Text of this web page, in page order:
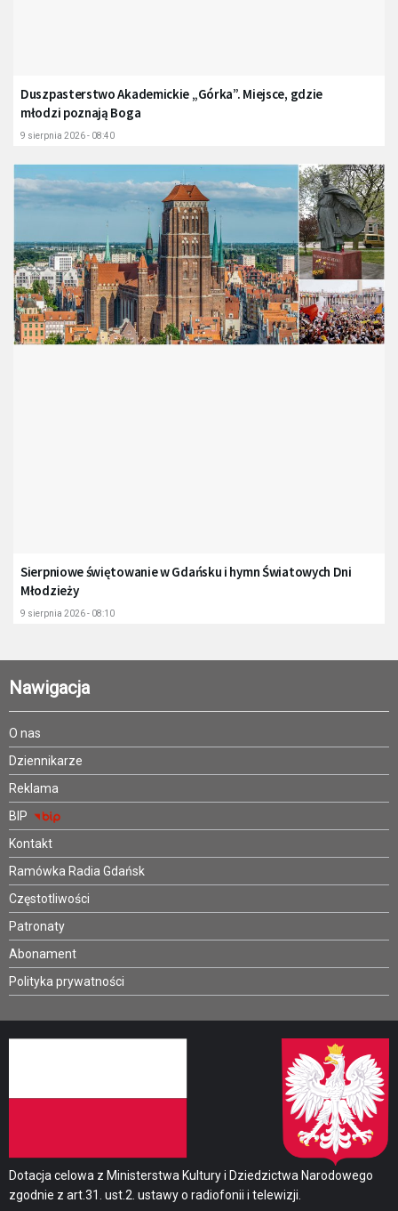
Duszpasterstwo Akademickie „Górka”. Miejsce, gdzie
młodzi poznają Boga
9 sierpnia 2026 - 08:40
Sierpniowe świętowanie w Gdańsku i hymn Światowych Dni
Młodzieży
9 sierpnia 2026 - 08:10
Nawigacja
O nas
Dziennikarze
Reklama
BIP
Kontakt
Ramówka Radia Gdańsk
Częstotliwości
Patronaty
Abonament
Polityka prywatności
Dotacja celowa z Ministerstwa Kultury i Dziedzictwa Narodowego
zgodnie z art.31. ust.2. ustawy o radiofonii i telewizji.